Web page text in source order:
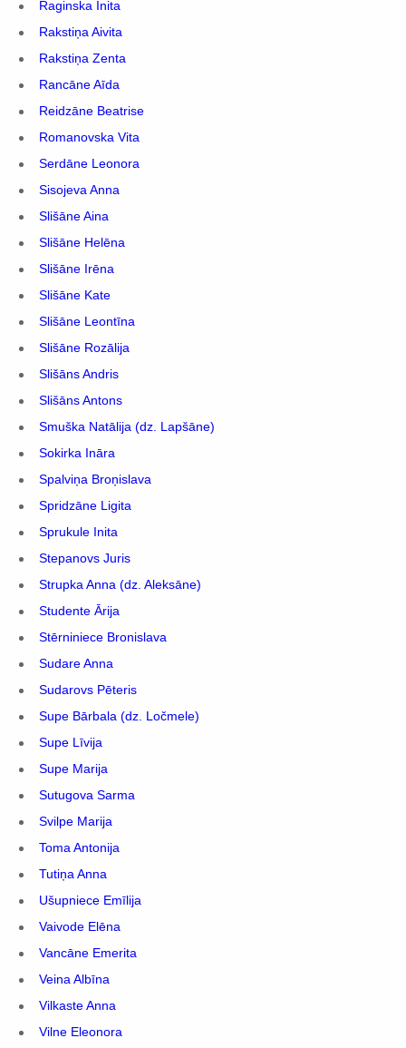
Raginska Inita
Rakstiņa Aivita
Rakstiņa Zenta
Rancāne Aīda
Reidzāne Beatrise
Romanovska Vita
Serdāne Leonora
Sisojeva Anna
Slišāne Aina
Slišāne Helēna
Slišāne Irēna
Slišāne Kate
Slišāne Leontīna
Slišāne Rozālija
Slišāns Andris
Slišāns Antons
Smuška Natālija (dz. Lapšāne)
Sokirka Ināra
Spalviņa Broņislava
Spridzāne Ligita
Sprukule Inita
Stepanovs Juris
Strupka Anna (dz. Aleksāne)
Studente Ārija
Stērniniece Bronislava
Sudare Anna
Sudarovs Pēteris
Supe Bārbala (dz. Ločmele)
Supe Līvija
Supe Marija
Sutugova Sarma
Svilpe Marija
Toma Antonija
Tutiņa Anna
Ušupniece Emīlija
Vaivode Elēna
Vancāne Emerita
Veina Albīna
Vilkaste Anna
Vilne Eleonora